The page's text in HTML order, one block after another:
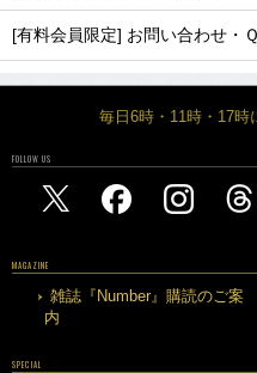
[有料会員限定] お問い合わせ・
毎日6時・11時・17時
FOLLOW US
MAGAZINE
雑誌『Number』購読のご案
内
SPECIAL